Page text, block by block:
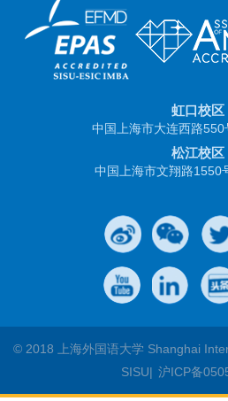
虹口校区
中国上海市大连西路550
松江校区
中国上海市文翔路1550
© 2018 上海外国语大学 Shanghai
SISU| 沪ICP备